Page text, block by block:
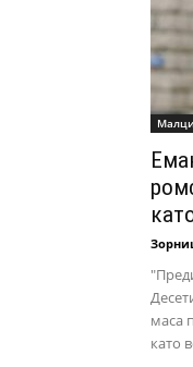
маса
като